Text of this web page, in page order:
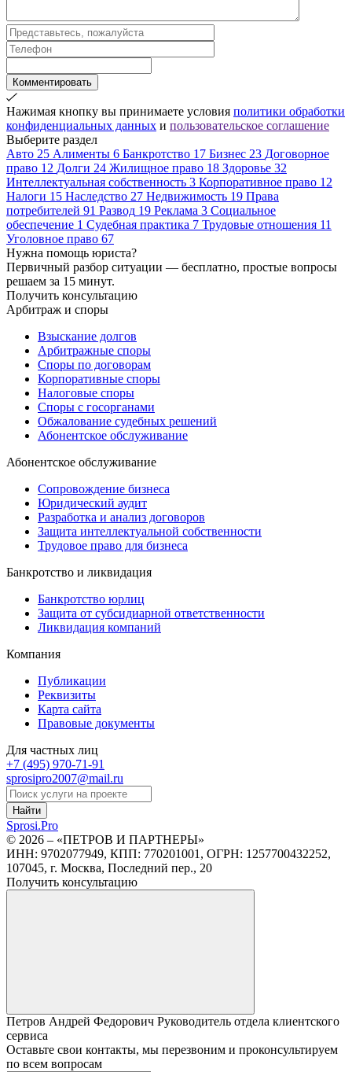
Комментировать
Нажимая кнопку вы принимаете условия политики обработки
конфиденциальных данных и пользовательское соглашение
Выберите раздел
Авто 25 Алименты 6 Банкротство 17 Бизнес 23 Договорное
право 12 Долги 24 Жилищное право 18 Здоровье 32
Интеллектуальная собственность 3 Корпоративное право 12
Налоги 15 Наследство 27 Недвижимость 19 Права
потребителей 91 Развод 19 Реклама 3 Социальное
обеспечение 1 Судебная практика 7 Трудовые отношения 11
Уголовное право 67
Нужна помощь юриста?
Первичный разбор ситуации — бесплатно, простые вопросы
решаем за 15 минут.
Получить консультацию
Арбитраж и споры
Взыскание долгов
Арбитражные споры
Споры по договорам
Корпоративные споры
Налоговые споры
Споры с госорганами
Обжалование судебных решений
Абонентское обслуживание
Абонентское обслуживание
Сопровождение бизнеса
Юридический аудит
Разработка и анализ договоров
Защита интеллектуальной собственности
Трудовое право для бизнеса
Банкротство и ликвидация
Банкротство юрлиц
Защита от субсидиарной ответственности
Ликвидация компаний
Компания
Публикации
Реквизиты
Карта сайта
Правовые документы
Для частных лиц
+7 (495) 970-71-91
sprosipro2007@mail.ru
Найти
Sprosi.Pro
© 2026 – «ПЕТРОВ И ПАРТНЕРЫ»
ИНН: 9702077949, КПП: 770201001, ОГРН: 1257700432252,
107045, г. Москва, Последний пер., 20
Получить консультацию
Петров Андрей Федорович Руководитель отдела клиентского
сервиса
Оставьте свои контакты, мы перезвоним и проконсультируем
по всем вопросам